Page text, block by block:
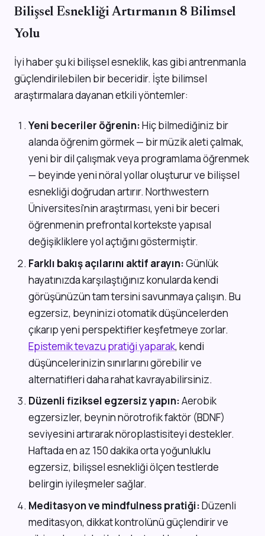
Bilişsel Esnekliği Artırmanın 8 Bilimsel
Yolu
İyi haber şu ki bilişsel esneklik, kas gibi antrenmanla
güçlendirilebilen bir beceridir. İşte bilimsel
araştırmalara dayanan etkili yöntemler:
Yeni beceriler öğrenin:Hiç bilmediğiniz bir
alanda öğrenim görmek — bir müzik aleti çalmak,
yeni bir dil çalışmak veya programlama öğrenmek
— beyinde yeni nöral yollar oluşturur ve bilişsel
esnekliği doğrudan artırır. Northwestern
Üniversitesi'nin araştırması, yeni bir beceri
öğrenmenin prefrontal kortekste yapısal
değişikliklere yol açtığını göstermiştir.
Farklı bakış açılarını aktif arayın:Günlük
hayatınızda karşılaştığınız konularda kendi
görüşünüzün tam tersini savunmaya çalışın. Bu
egzersiz, beyninizi otomatik düşüncelerden
çıkarıp yeni perspektifler keşfetmeye zorlar.
Epistemik tevazu pratiği yaparak, kendi
düşüncelerinizin sınırlarını görebilir ve
alternatifleri daha rahat kavrayabilirsiniz.
Düzenli fiziksel egzersiz yapın:Aerobik
egzersizler, beynin nörotrofik faktör (BDNF)
seviyesini artırarak nöroplastisiteyi destekler.
Haftada en az 150 dakika orta yoğunluklu
egzersiz, bilişsel esnekliği ölçen testlerde
belirgin iyileşmeler sağlar.
Meditasyon ve mindfulness pratiği:Düzenli
meditasyon, dikkat kontrolünü güçlendirir ve